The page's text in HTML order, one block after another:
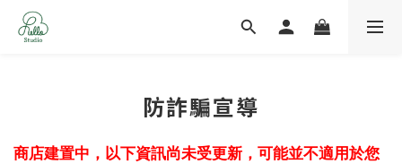
防詐騙宣導
商店建置中，以下資訊尚未受更新，可能並不適用於您